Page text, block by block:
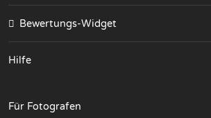
Bewertungs-Widget
Hilfe
Für Fotografen